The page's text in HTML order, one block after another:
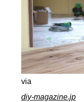
via
diy-magazine.jp